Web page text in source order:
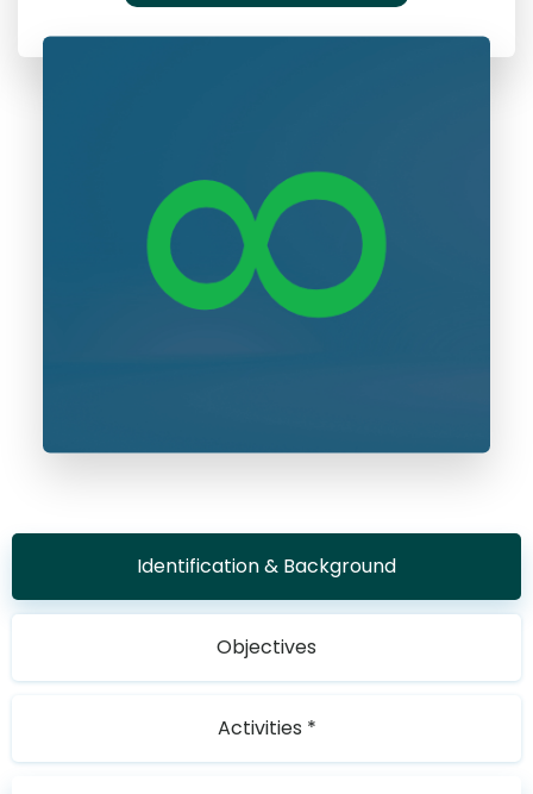
Identification & Background
Objectives
Activities *